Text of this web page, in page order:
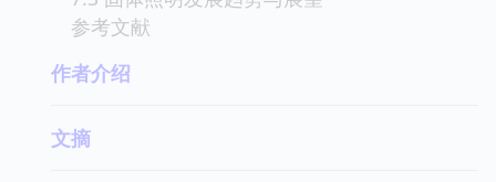
参考文献
作者介绍
文摘